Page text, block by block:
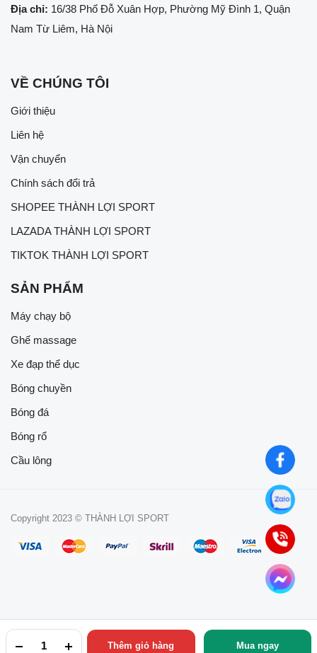
Thêm giỏ hàng Mua ngay
Địa chỉ: 16/38 Phố Đỗ Xuân Hợp, Phường Mỹ Đình 1, Quận
Nam Từ Liêm, Hà Nội
VỀ CHÚNG TÔI
Giới thiệu
Liên hệ
Vận chuyển
Chính sách đổi trả
SHOPEE THÀNH LỢI SPORT
LAZADA THÀNH LỢI SPORT
TIKTOK THÀNH LỢI SPORT
SẢN PHẨM
Máy chạy bộ
Ghế massage
Xe đạp thể dục
Bóng chuyền
Bóng đá
Bóng rổ
Cầu lông
Copyright 2023 © THÀNH LỢI SPORT